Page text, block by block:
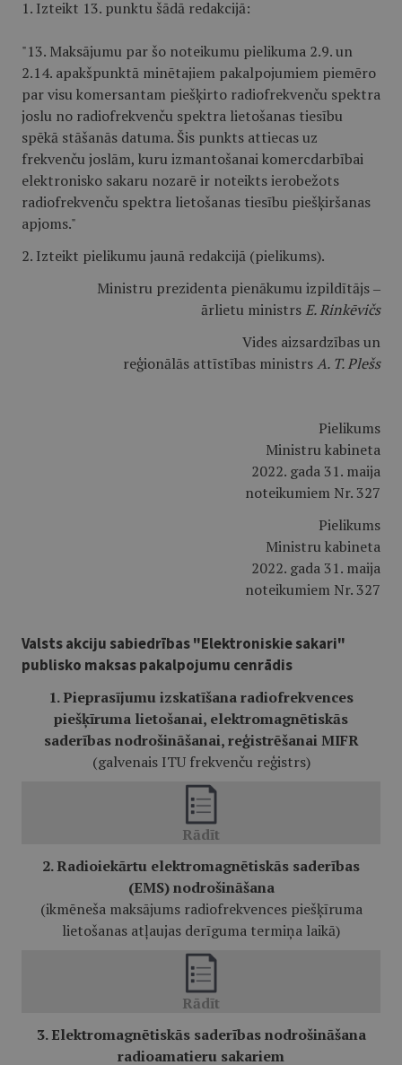
1. Izteikt 13. punktu šādā redakcijā:
"13. Maksājumu par šo noteikumu pielikuma 2.9. un
2.14. apakšpunktā minētajiem pakalpojumiem piemēro
par visu komersantam piešķirto radiofrekvenču spektra
joslu no radiofrekvenču spektra lietošanas tiesību
spēkā stāšanās datuma. Šis punkts attiecas uz
frekvenču joslām, kuru izmantošanai komercdarbībai
elektronisko sakaru nozarē ir noteikts ierobežots
radiofrekvenču spektra lietošanas tiesību piešķiršanas
apjoms."
2. Izteikt pielikumu jaunā redakcijā (​pielikums).
Ministru prezidenta pienākumu izpildītājs ‒
ārlietu ministrsE. Rinkēvičs
Vides aizsardzības un
reģionālās attīstības ministrsA. T. Plešs
Pielikums
Ministru kabineta
2022. gada 31. maija
noteikumiem Nr. 327
Pielikums
Ministru kabineta
2022. gada 31. maija
noteikumiem Nr. 327
Valsts akciju sabiedrības "Elektroniskie sakari"
publisko maksas pakalpojumu cenrādis
1. Pieprasījumu izskatīšana radiofrekvences
piešķīruma lietošanai, elektromagnētiskās
saderības nodrošināšanai, reģistrēšanai MIFR
(galvenais ITU frekvenču reģistrs)
2. Radioiekārtu elektromagnētiskās saderības
(EMS) nodrošināšana
(ikmēneša maksājums radiofrekvences piešķīruma
lietošanas atļaujas derīguma termiņa laikā)
3. Elektromagnētiskās saderības nodrošināšana
radioamatieru sakariem